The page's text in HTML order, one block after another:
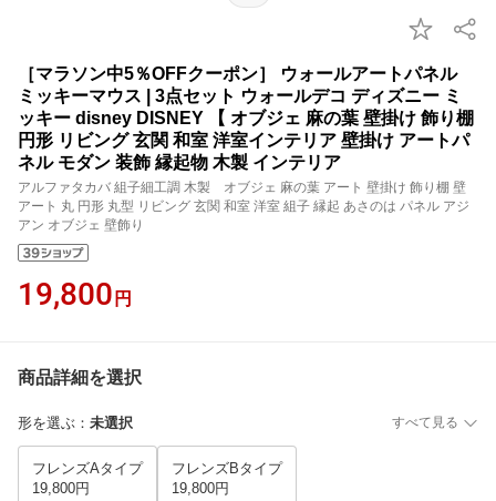
［マラソン中5％OFFクーポン］ ウォールアートパネル
ミッキーマウス | 3点セット ウォールデコ ディズニー ミ
ッキー disney DISNEY 【 オブジェ 麻の葉 壁掛け 飾り棚
円形 リビング 玄関 和室 洋室インテリア 壁掛け アートパ
ネル モダン 装飾 縁起物 木製 インテリア
アルファタカバ 組子細工調 木製 オブジェ 麻の葉 アート 壁掛け 飾り棚 壁
アート 丸 円形 丸型 リビング 玄関 和室 洋室 組子 縁起 あさのは パネル アジ
アン オブジェ 壁飾り
19,800 円
商品詳細を選択
形を選ぶ ： 未選択 すべて見る
フレンズAタイプ
19,800円
フレンズBタイプ
19,800円